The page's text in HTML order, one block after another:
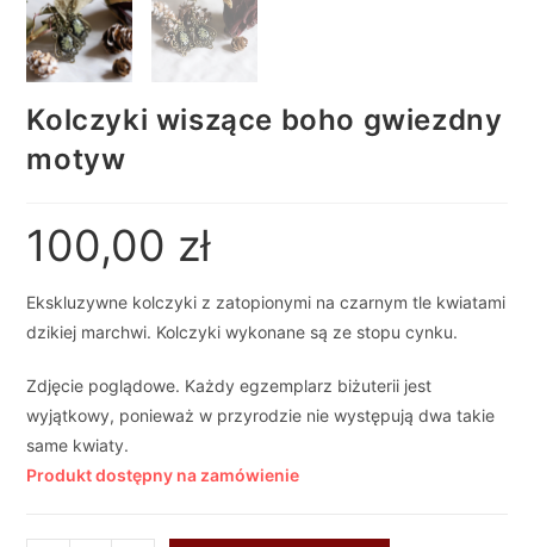
Kolczyki wiszące boho gwiezdny
motyw
100,00 zł
Ekskluzywne kolczyki z zatopionymi na czarnym tle kwiatami
dzikiej marchwi. Kolczyki wykonane są ze stopu cynku.
Zdjęcie poglądowe. Każdy egzemplarz biżuterii jest
wyjątkowy, ponieważ w przyrodzie nie występują dwa takie
same kwiaty.
Produkt dostępny na zamówienie